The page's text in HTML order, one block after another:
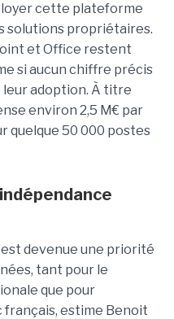
cette plateforme
solutions propriétaires.
et Office restent
si aucun chiffre précis
leur adoption. À titre
environ 2,5 M€ par
quelque 50 000 postes
devenue une priorité
tant pour le
que pour
français, estime Benoit